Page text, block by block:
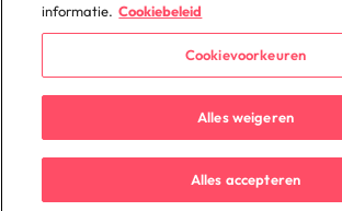
© 2025 Robert Walters Plc. All
informatie. Cookiebeleid
Cookievoorkeuren
Alles weigeren
Alles accepteren